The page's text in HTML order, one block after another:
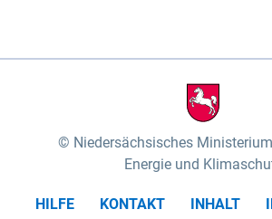
Niedersächsisches
Energie und
HILFE KONTAKT INHALT